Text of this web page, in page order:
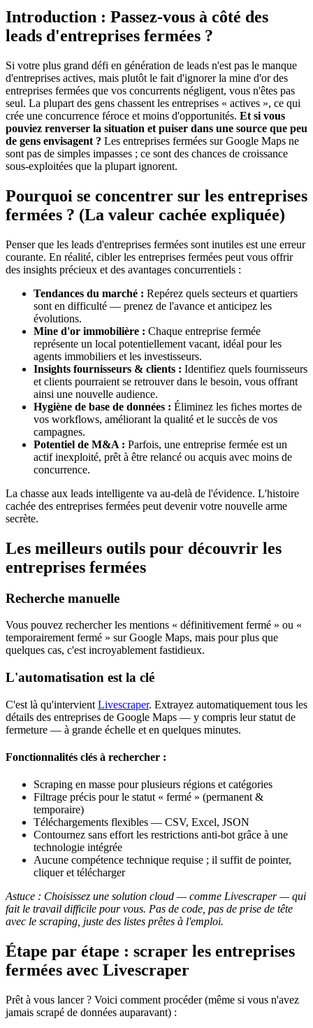
Introduction : Passez-vous à côté des
leads d'entreprises fermées ?
Si votre plus grand défi en génération de leads n'est pas le manque
d'entreprises actives, mais plutôt le fait d'ignorer la mine d'or des
entreprises fermées que vos concurrents négligent, vous n'êtes pas
seul. La plupart des gens chassent les entreprises « actives », ce qui
crée une concurrence féroce et moins d'opportunités. Et si vous
pouviez renverser la situation et puiser dans une source que peu
de gens envisagent ? Les entreprises fermées sur Google Maps ne
sont pas de simples impasses ; ce sont des chances de croissance
sous-exploitées que la plupart ignorent.
Pourquoi se concentrer sur les entreprises
fermées ? (La valeur cachée expliquée)
Penser que les leads d'entreprises fermées sont inutiles est une erreur
courante. En réalité, cibler les entreprises fermées peut vous offrir
des insights précieux et des avantages concurrentiels :
Tendances du marché : Repérez quels secteurs et quartiers
sont en difficulté — prenez de l'avance et anticipez les
évolutions.
Mine d'or immobilière : Chaque entreprise fermée
représente un local potentiellement vacant, idéal pour les
agents immobiliers et les investisseurs.
Insights fournisseurs & clients : Identifiez quels fournisseurs
et clients pourraient se retrouver dans le besoin, vous offrant
ainsi une nouvelle audience.
Hygiène de base de données : Éliminez les fiches mortes de
vos workflows, améliorant la qualité et le succès de vos
campagnes.
Potentiel de M&A : Parfois, une entreprise fermée est un
actif inexploité, prêt à être relancé ou acquis avec moins de
concurrence.
La chasse aux leads intelligente va au-delà de l'évidence. L'histoire
cachée des entreprises fermées peut devenir votre nouvelle arme
secrète.
Les meilleurs outils pour découvrir les
entreprises fermées
Recherche manuelle
Vous pouvez rechercher les mentions « définitivement fermé » ou «
temporairement fermé » sur Google Maps, mais pour plus que
quelques cas, c'est incroyablement fastidieux.
L'automatisation est la clé
C'est là qu'intervient Livescraper. Extrayez automatiquement tous les
détails des entreprises de Google Maps — y compris leur statut de
fermeture — à grande échelle et en quelques minutes.
Fonctionnalités clés à rechercher :
Scraping en masse pour plusieurs régions et catégories
Filtrage précis pour le statut « fermé » (permanent &
temporaire)
Téléchargements flexibles — CSV, Excel, JSON
Contournez sans effort les restrictions anti-bot grâce à une
technologie intégrée
Aucune compétence technique requise ; il suffit de pointer,
cliquer et télécharger
Astuce : Choisissez une solution cloud — comme Livescraper — qui
fait le travail difficile pour vous. Pas de code, pas de prise de tête
avec le scraping, juste des listes prêtes à l'emploi.
Étape par étape : scraper les entreprises
fermées avec Livescraper
Prêt à vous lancer ? Voici comment procéder (même si vous n'avez
jamais scrapé de données auparavant) :